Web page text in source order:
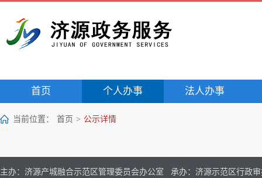
首页 个人办事 法人办事
当前位置： 首页 > 公示详情
主办：济源产城融合示范区管理委员会办公室 承办：济源示范区行政